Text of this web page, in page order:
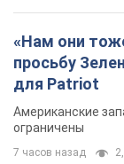
«Нам они
просьбу
для Patriot
Американские
ограничены
7 часов назад